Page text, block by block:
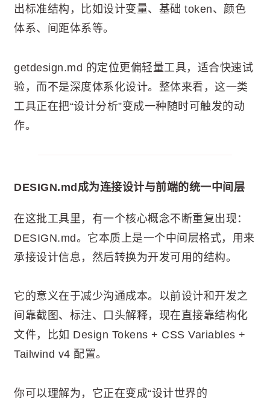
出标准结构，比如设计变量、基础 token、颜色
体系、间距体系等。
getdesign.md 的定位更偏轻量工具，适合快速试
验，而不是深度体系化设计。整体来看，这一类
工具正在把“设计分析”变成一种随时可触发的动
作。
DESIGN.md成为连接设计与前端的统一中间层
在这批工具里，有一个核心概念不断重复出现：
DESIGN.md。它本质上是一个中间层格式，用来
承接设计信息，然后转换为开发可用的结构。
它的意义在于减少沟通成本。以前设计和开发之
间靠截图、标注、口头解释，现在直接靠结构化
文件，比如 Design Tokens + CSS Variables +
Tailwind v4 配置。
你可以理解为，它正在变成“设计世界的